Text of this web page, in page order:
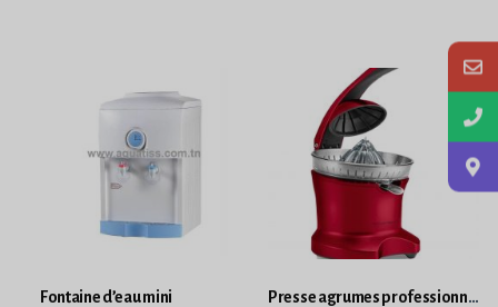
Fontaine d’eau mini Presse agrumes professionnel